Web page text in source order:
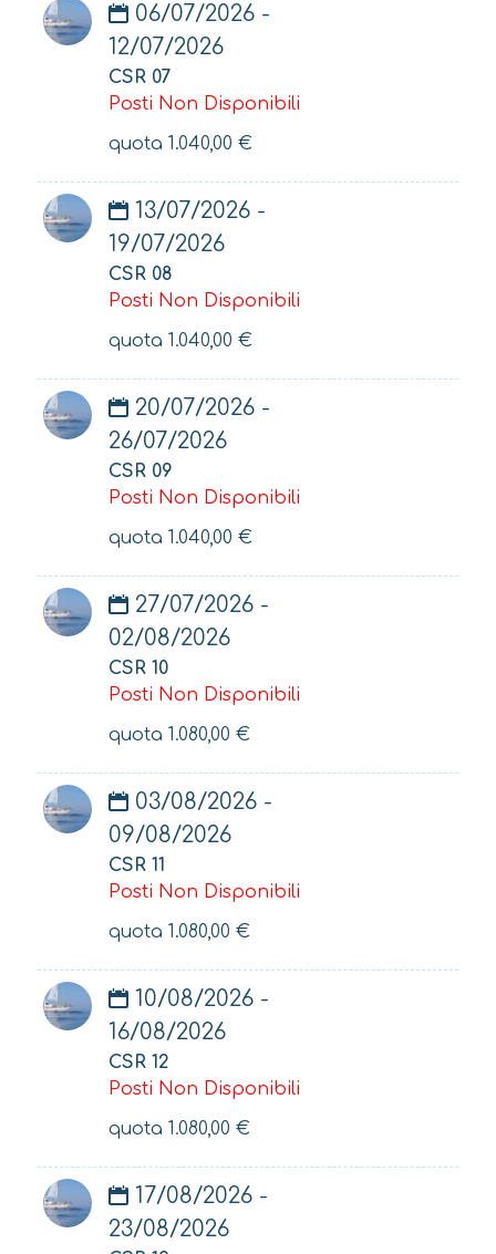
06/07/2026 -
12/07/2026
CSR 07
Posti Non Disponibili
quota 1.040,00 €
13/07/2026 -
19/07/2026
CSR 08
Posti Non Disponibili
quota 1.040,00 €
20/07/2026 -
26/07/2026
CSR 09
Posti Non Disponibili
quota 1.040,00 €
27/07/2026 -
02/08/2026
CSR 10
Posti Non Disponibili
quota 1.080,00 €
03/08/2026 -
09/08/2026
CSR 11
Posti Non Disponibili
quota 1.080,00 €
10/08/2026 -
16/08/2026
CSR 12
Posti Non Disponibili
quota 1.080,00 €
17/08/2026 -
23/08/2026